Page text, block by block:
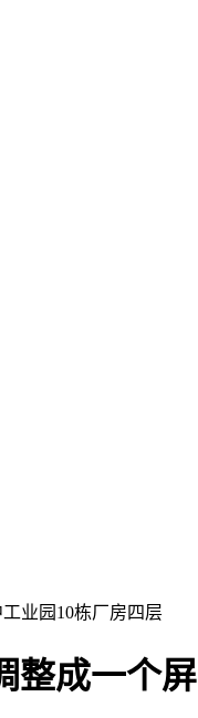
业园10栋厂房四层
整成一个屏